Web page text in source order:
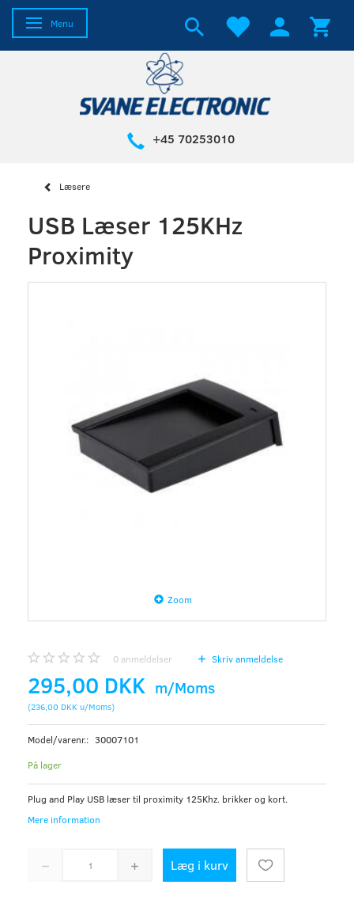
Skifte navigation
Menu
+45 70253010
Læsere
USB Læser 125KHz
Proximity
Zoom
0 anmeldelser Skriv anmeldelse
295,00 DKK m/Moms
(236,00 DKK u/Moms)
Model/varenr.: 30007101
På lager
Plug and Play USB læser til proximity 125Khz. brikker og kort.
Mere information
Læg i kurv